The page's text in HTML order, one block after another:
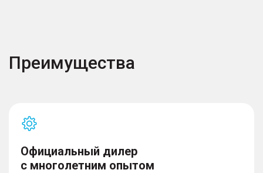
Преимущества
Официальный дилер
с многолетним опытом